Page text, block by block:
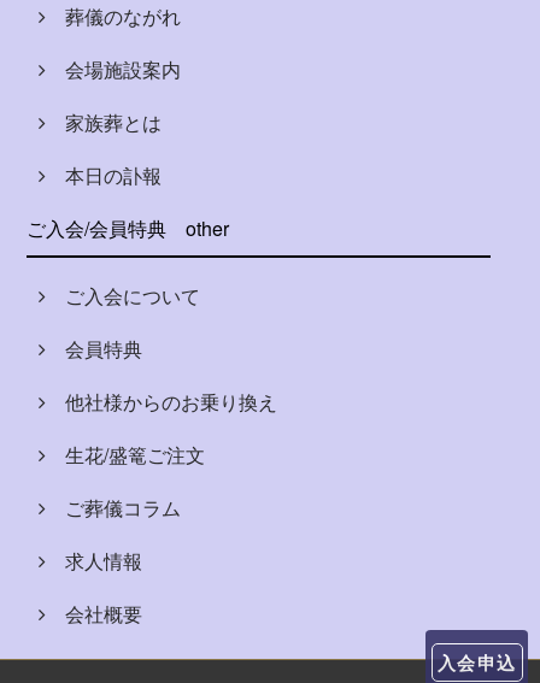
葬儀のながれ
会場施設案内
家族葬とは
本日の訃報
ご入会/会員特典
other
ご入会について
会員特典
他社様からのお乗り換え
生花/盛篭ご注文
ご葬儀コラム
求人情報
会社概要
入会申込